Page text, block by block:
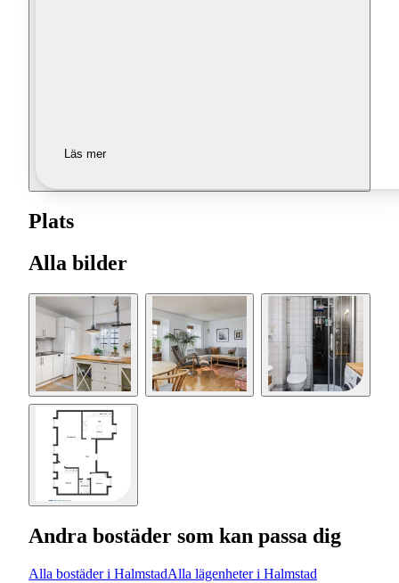
Läs mer
Plats
Alla bilder
Andra bostäder som kan passa dig
Alla bostäder i HalmstadAlla lägenheter i Halmstad